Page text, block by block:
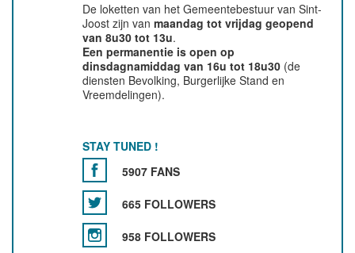
De loketten van het Gemeentebestuur van Sint-
Joost zijn vanmaandag tot vrijdag geopend
van 8u30 tot 13u.
Een permanentie is open op
dinsdagnamiddag van 16u tot 18u30 (de
diensten Bevolking, Burgerlijke Stand en
Vreemdelingen).
STAY TUNED !
5907 FANS
665 FOLLOWERS
958 FOLLOWERS